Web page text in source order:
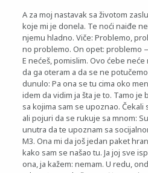
A za moj nastavak sa životom
koje mi je donela. Te noći naiđe
njemu hladno. Viče: Problemo,
no problemo. On opet: problemo
E nećeš, pomislim. Ovo ćebe
da ga oteram a da se ne
dunulo: Pa ona se tu cima oko
idem da vidim ja šta je to. Tamo
sa kojima sam se upoznao. Čekali
ali pojuri da se rukuje sa mnom:
unutra da te upoznam sa
M3. Ona mi da još jedan paket
kako sam se našao tu. Ja joj sve
ona, ja kažem: nemam. U redu,